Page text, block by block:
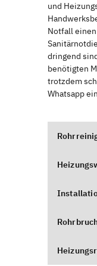
und
Notfall
dringend
benötigten
trotzdem
Whatsapp